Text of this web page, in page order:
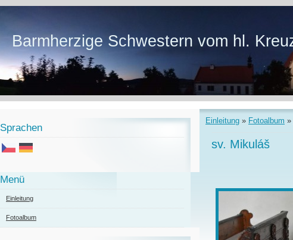
Barmherzige Schwestern vom hl.
Einleitung » Fotoalbum »
sv. Mikuláš
Sprachen
Menü
Einleitung
Fotoalbum